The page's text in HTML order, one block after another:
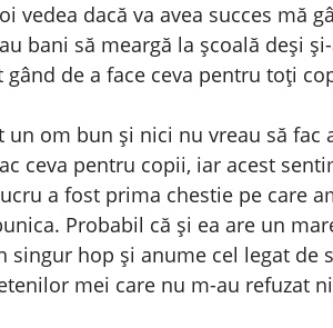
vedea dacă va avea succes mă
bani să meargă la școală deși
de a face ceva pentru toți
un om bun și nici nu vreau să
ceva pentru copii, iar acest
a fost prima chestie pe care
Probabil că și ea are un
singur hop și anume cel legat de
mei care nu m-au refuzat